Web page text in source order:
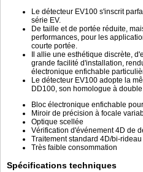
Le détecteur EV100 s'inscrit
série EV.
De taille et de portée réduite,
performances, pour les
courte portée.
Il allie une esthétique discrète,
grande facilité d'installation,
électronique enfichable
Le détecteur EV100 adopte la
DD100, son homologue à
Bloc électronique enfichable
Miroir de précision à focale
Optique scellée
Vérification d'événement 4D de
Traitement standard 4D/bi-rideau
Très faible consommation
Spécifications techniques